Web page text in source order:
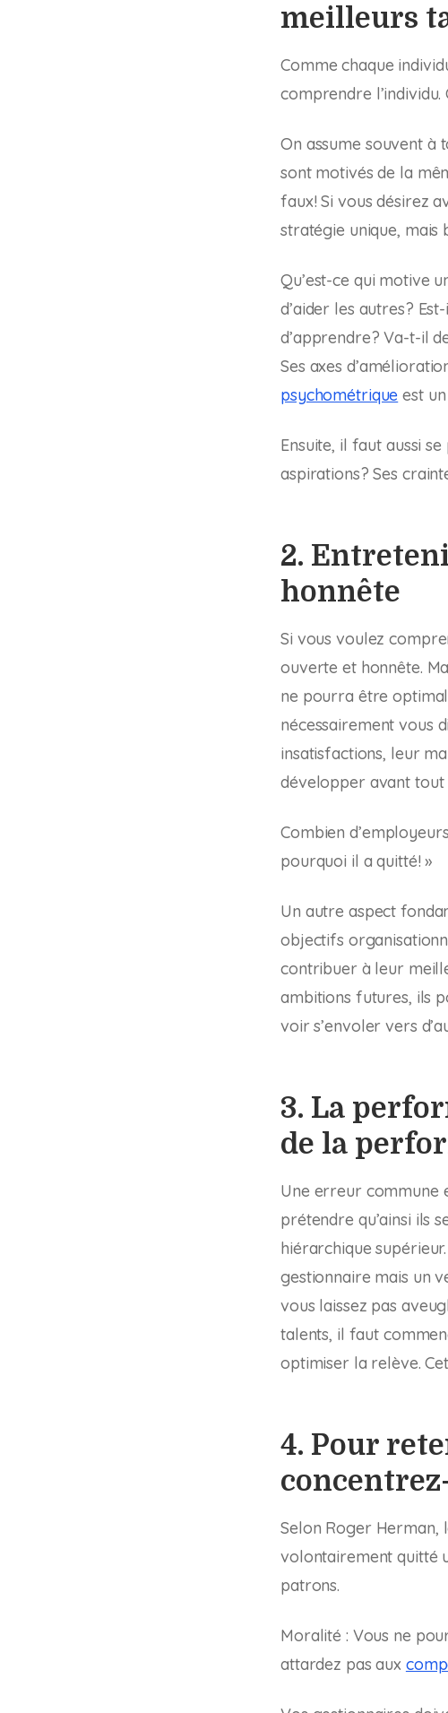
meilleurs
Comme chaque
comprendre l’individu.
On assume souvent à
sont motivés de la
faux! Si vous désirez
stratégie unique, mais
Qu’est-ce qui motive
d’aider les autres?
d’apprendre? Va-t-il
Ses axes
psychométrique est
Ensuite, il faut aussi
aspirations? Ses
2.
honnête
Si vous voulez
ouverte et honnête.
ne pourra être
nécessairement vous
insatisfactions, leur
développer avant tout
Combien
pourquoi il a quitté! »
Un autre aspect
objectifs
contribuer à leur
ambitions futures, ils
voir s’envoler vers
3. La
de la
Une erreur commune
prétendre qu’ainsi ils
hiérarchique
gestionnaire mais un
vous laissez pas
talents, il faut
optimiser la relève.
4. Pour
Selon Roger Herman,
volontairement quitté
patrons.
Moralité : Vous ne
attardez pas aux